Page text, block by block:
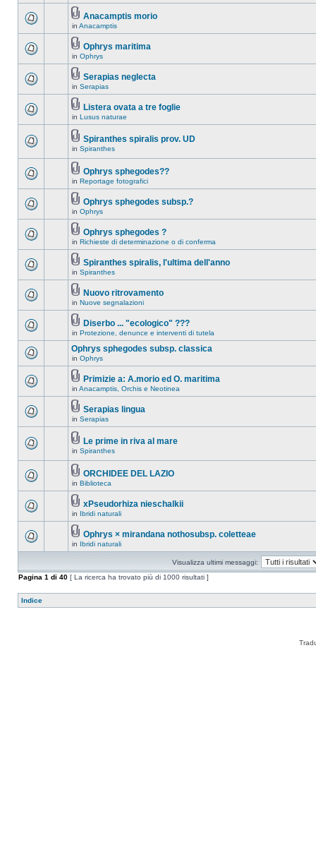
Anacamptis morio
in Anacamptis
Ophrys maritima
in Ophrys
Serapias neglecta
in Serapias
Listera ovata a tre foglie
in Lusus naturae
Spiranthes spiralis prov. UD
in Spiranthes
Ophrys sphegodes??
in Reportage fotografici
Ophrys sphegodes subsp.?
in Ophrys
Ophrys sphegodes ?
in Richieste di determinazione o di conferma
Spiranthes spiralis, l'ultima dell'anno
in Spiranthes
Nuovo ritrovamento
in Nuove segnalazioni
Diserbo ... "ecologico" ???
in Protezione, denunce e interventi di tutela
Ophrys sphegodes subsp. classica
in Ophrys
Primizie a: A.morio ed O. maritima
in Anacamptis, Orchis e Neotinea
Serapias lingua
in Serapias
Le prime in riva al mare
in Spiranthes
ORCHIDEE DEL LAZIO
in Biblioteca
xPseudorhiza nieschalkii
in Ibridi naturali
Ophrys × mirandana nothosubsp. coletteae
in Ibridi naturali
Visualizza ultimi messaggi:
Pagina 1 di 40 [ La ricerca ha trovato più di 1000 risultati ]
Indice